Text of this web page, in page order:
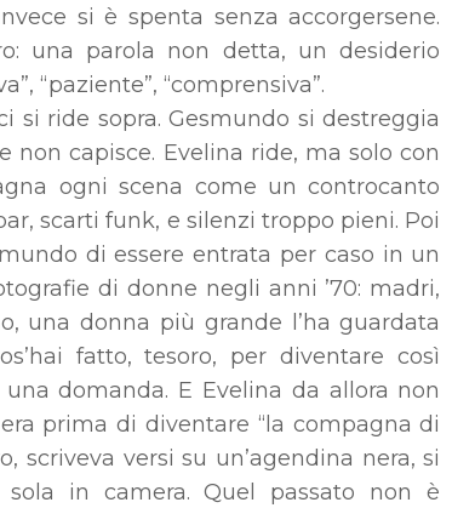
si è spenta senza accorgersene.
una parola non detta, un desiderio
“paziente”, “comprensiva”.
ride sopra. Gesmundo si destreggia
capisce. Evelina ride, ma solo con
ogni scena come un controcanto
scarti funk, e silenzi troppo pieni. Poi
di essere entrata per caso in un
di donne negli anni ’70: madri,
una donna più grande l’ha guardata
fatto, tesoro, per diventare così
domanda. E Evelina da allora non
prima di diventare “la compagna di
scriveva versi su un’agendina nera, si
in camera. Quel passato non è